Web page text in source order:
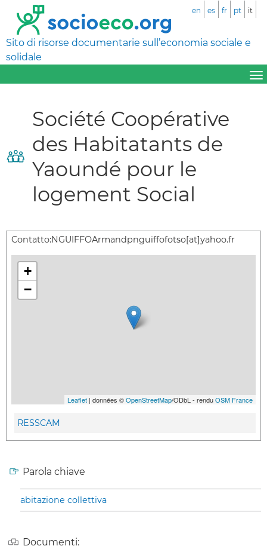
Sito di risorse documentarie sull’economia sociale e
solidale
en es fr pt it
Société Coopérative
des Habitatants de
Yaoundé pour le
logement Social
Contatto:NGUIFFOArmandpnguiffofotso[at]yahoo.fr
+
−
Leaflet | données ©OpenStreetMap/ODbL - renduOSM France
RESSCAM
Parola chiave
abitazione collettiva
Documenti: